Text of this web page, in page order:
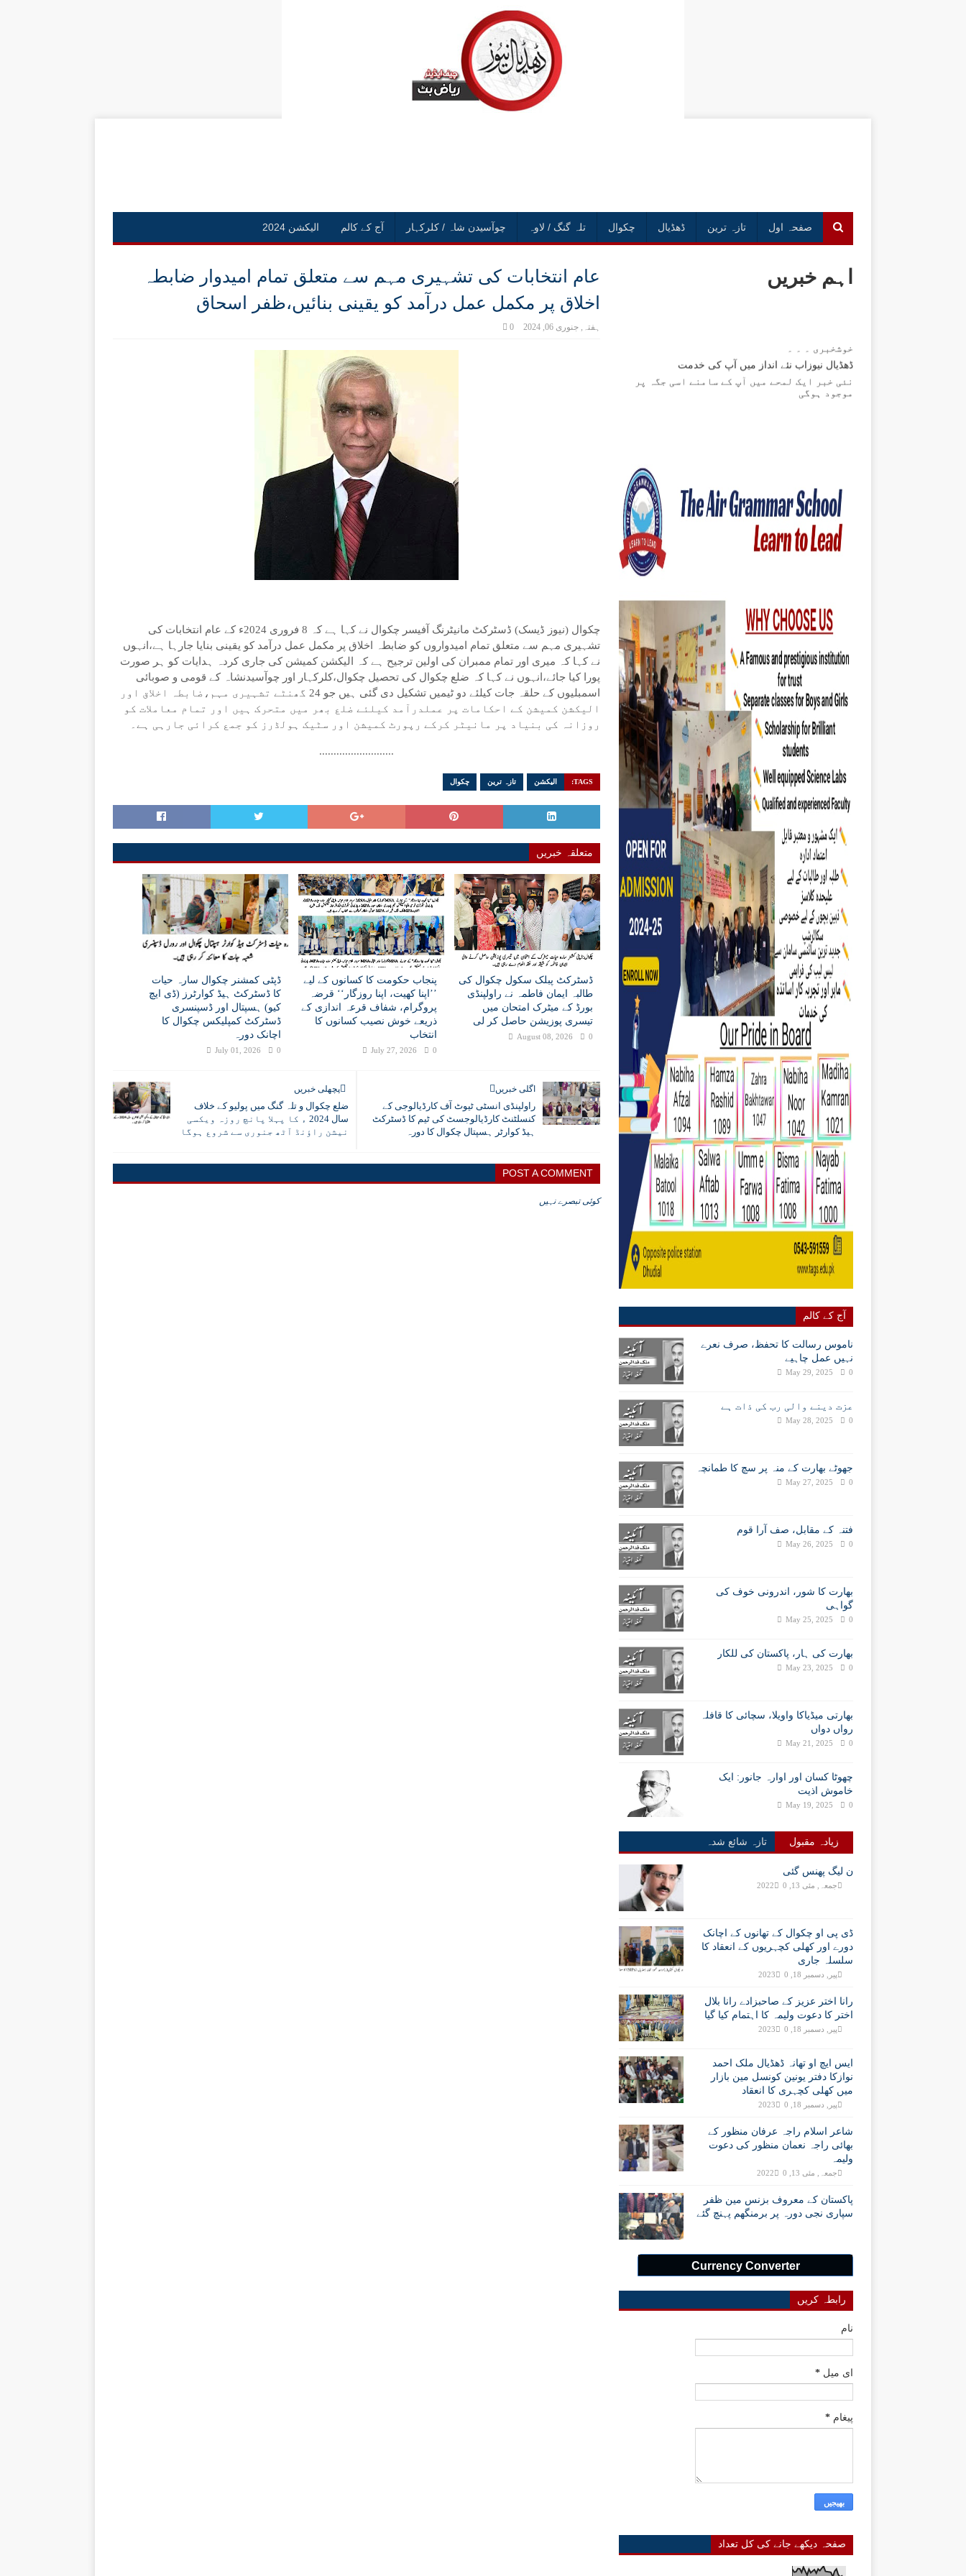
صفحہ اول تازہ ترین ڈھڈیال چکوال تلہ گنگ / لاوہ چوآسیدن شاہ / کلرکہار آج کے کالم الیکشن 2024
عام انتخابات کی تشہیری مہم سے متعلق تمام امیدوار ضابطہ
اخلاق پر مکمل عمل درآمد کو یقینی بنائیں،ظفر اسحاق
ہفتہ, جنوری 06, 2024 0
چکوال (نیوز ڈیسک) ڈسٹرکٹ مانیٹرنگ آفیسر چکوال نے کہا ہے کہ 8 فروری 2024ء کے عام انتخابات کی
تشہیری مہم سے متعلق تمام امیدواروں کو ضابطہ اخلاق پر مکمل عمل درآمد کو یقینی بنایا جارہا ہے،انہوں
نے کہا کہ میری اور تمام ممبران کی اولین ترجیح ہے کہ الیکشن کمیشن کی جاری کردہ ہدایات کو ہر صورت
پورا کیا جائے،انہوں نے کہا کہ ضلع چکوال کی تحصیل چکوال،کلرکہار اور چوآسیدنشاہ کے قومی و صوبائی
اسمبلیوں کے حلقہ جات کیلئے دو ٹیمیں تشکیل دی گئی ہیں جو 24 گھنٹے تشہیری مہم،ضابطہ اخلاق اور
الیکشن کمیشن کے احکامات پر عملدرآمد کیلئے ضلع بھر میں متحرک ہیں اور تمام معاملات کو
روزانہ کی بنیاد پر مانیٹر کرکے رپورٹ کمیشن اور سٹیک ہولڈرز کو جمع کرائی جارہی ہے۔
..........................
TAGS: الیکشن تازہ ترین چکوال
متعلقہ خبریں
ڈسٹرکٹ پبلک سکول چکوال کی
طالبہ ایمان فاطمہ نے راولپنڈی
بورڈ کے میٹرک امتحان میں
تیسری پوزیشن حاصل کر لی
August 08, 2026 0
پنجاب حکومت کا کسانوں کے لیے
’’اپنا کھیت، اپنا روزگار‘‘ قرضہ
پروگرام، شفاف قرعہ اندازی کے
ذریعے خوش نصیب کسانوں کا
انتخاب
July 27, 2026 0
ڈپٹی کمشنر چکوال سارہ حیات
کا ڈسٹرکٹ ہیڈ کوارٹرز (ڈی ایچ
کیو) ہسپتال اور ڈسپنسری
ڈسٹرکٹ کمپلیکس چکوال کا
اچانک دورہ
July 01, 2026 0
اگلی خبریں
راولپنڈی انسٹی ٹیوٹ آف کارڈیالوجی کے
کنسلٹنٹ کارڈیالوجسٹ کی ٹیم کا ڈسٹرکٹ
ہیڈ کوارٹر ہسپتال چکوال کا دورہ
پچھلی خبریں
ضلع چکوال و تلہ گنگ میں پولیو کے خلاف
سال 2024 ء کا پہلا پانچ روزہ ویکسی
نیشن راؤنڈ آٹھ جنوری سے شروع ہوگا
POST A COMMENT
کوئی تبصرے نہیں
اہم خبریں
ڈھڈیال نیوزاب نئے انداز میں آپ کی خدمت
نئی خبر ایک لمحے میں آپ کے سامنے اسی جگہ پر
آج کے کالم
ناموس رسالت کا تحفظ، صرف نعرے
نہیں عمل چاہیے
May 29, 2025 0
عزت دینے والی رب کی ذات ہے
May 28, 2025 0
جھوٹے بھارت کے منہ پر سچ کا طمانچہ
May 27, 2025 0
فتنہ کے مقابل، صف آرا قوم
May 26, 2025 0
بھارت کا شور، اندرونی خوف کی
گواہی
May 25, 2025 0
بھارت کی ہار، پاکستان کی للکار
May 23, 2025 0
بھارتی میڈیاکا واویلا، سچائی کا قافلہ
رواں دواں
May 21, 2025 0
چھوٹا کسان اور اوارہ جانور: ایک
خاموش اذیت
May 19, 2025 0
زیادہ مقبول تازہ شائع شدہ
ن لیگ پھنس گئی
جمعہ, مئی 13, 2022 0
ڈی پی او چکوال کے تھانوں کے اچانک
دورے اور کھلی کچہریوں کے انعقاد کا
سلسلہ جاری
پیر, دسمبر 18, 2023 0
رانا اختر عزیز کے صاحبزادے رانا بلال
اختر کا دعوت ولیمہ کا اہتمام کیا گیا
پیر, دسمبر 18, 2023 0
ایس ایچ او تھانہ ڈھڈیال ملک احمد
نوازکا دفتر یونین کونسل مین بازار
میں کھلی کچہری کا انعقاد
پیر, دسمبر 18, 2023 0
شاعر اسلام راجہ عرفان منظور کے
بھائی راجہ نعمان منظور کی دعوت
ولیمہ
جمعہ, مئی 13, 2022 0
پاکستان کے معروف بزنس مین ظفر
سپاری نجی دورہ پر برمنگھم پہنچ گئے
Currency Converter
رابطہ کریں
نام
ای میل *
پیغام *
صفحہ دیکھے جانے کی کل تعداد